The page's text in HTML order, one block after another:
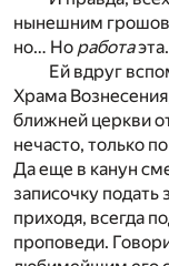
нынешним
но… Но работа
Ей вдруг
Храма
ближней церкви
нечасто, только
Да еще в канун
записочку подать
приходя, всегда
проповеди.